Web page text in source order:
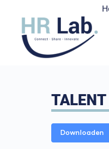
Downloaden